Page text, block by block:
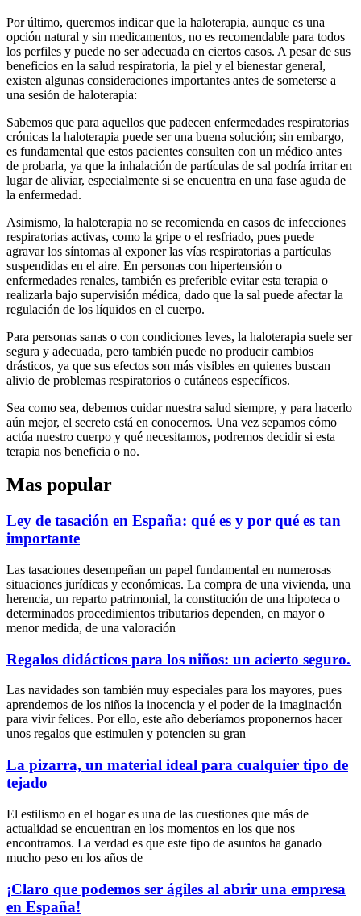
Por último, queremos indicar que la haloterapia, aunque es una
opción natural y sin medicamentos, no es recomendable para todos
los perfiles y puede no ser adecuada en ciertos casos. A pesar de sus
beneficios en la salud respiratoria, la piel y el bienestar general,
existen algunas consideraciones importantes antes de someterse a
una sesión de haloterapia:
Sabemos que para aquellos que padecen enfermedades respiratorias
crónicas la haloterapia puede ser una buena solución; sin embargo,
es fundamental que estos pacientes consulten con un médico antes
de probarla, ya que la inhalación de partículas de sal podría irritar en
lugar de aliviar, especialmente si se encuentra en una fase aguda de
la enfermedad.
Asimismo, la haloterapia no se recomienda en casos de infecciones
respiratorias activas, como la gripe o el resfriado, pues puede
agravar los síntomas al exponer las vías respiratorias a partículas
suspendidas en el aire. En personas con hipertensión o
enfermedades renales, también es preferible evitar esta terapia o
realizarla bajo supervisión médica, dado que la sal puede afectar la
regulación de los líquidos en el cuerpo.
Para personas sanas o con condiciones leves, la haloterapia suele ser
segura y adecuada, pero también puede no producir cambios
drásticos, ya que sus efectos son más visibles en quienes buscan
alivio de problemas respiratorios o cutáneos específicos.
Sea como sea, debemos cuidar nuestra salud siempre, y para hacerlo
aún mejor, el secreto está en conocernos. Una vez sepamos cómo
actúa nuestro cuerpo y qué necesitamos, podremos decidir si esta
terapia nos beneficia o no.
Mas popular
Ley de tasación en España: qué es y por qué es tan
importante
Las tasaciones desempeñan un papel fundamental en numerosas
situaciones jurídicas y económicas. La compra de una vivienda, una
herencia, un reparto patrimonial, la constitución de una hipoteca o
determinados procedimientos tributarios dependen, en mayor o
menor medida, de una valoración
Regalos didácticos para los niños: un acierto seguro.
Las navidades son también muy especiales para los mayores, pues
aprendemos de los niños la inocencia y el poder de la imaginación
para vivir felices. Por ello, este año deberíamos proponernos hacer
unos regalos que estimulen y potencien su gran
La pizarra, un material ideal para cualquier tipo de
tejado
El estilismo en el hogar es una de las cuestiones que más de
actualidad se encuentran en los momentos en los que nos
encontramos. La verdad es que este tipo de asuntos ha ganado
mucho peso en los años de
¡Claro que podemos ser ágiles al abrir una empresa
en España!